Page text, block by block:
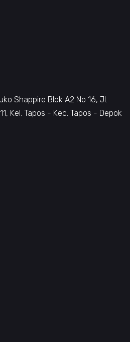
Shappire Blok A2 No 16, Jl.
Kel. Tapos - Kec. Tapos - Depok